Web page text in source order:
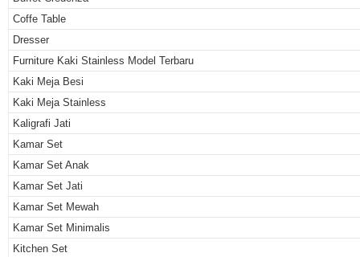
Coffe Table
Dresser
Furniture Kaki Stainless Model Terbaru
Kaki Meja Besi
Kaki Meja Stainless
Kaligrafi Jati
Kamar Set
Kamar Set Anak
Kamar Set Jati
Kamar Set Mewah
Kamar Set Minimalis
Kitchen Set